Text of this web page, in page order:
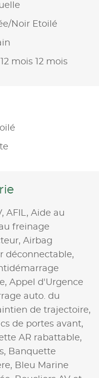
Noir Etoilé
mois 12 mois
AFIL, Aide au
freinage
Airbag
déconnectable,
Appel d'Urgence
auto. du
de trajectoire,
de portes avant,
AR rabattable,
Banquette
Bleu Marine